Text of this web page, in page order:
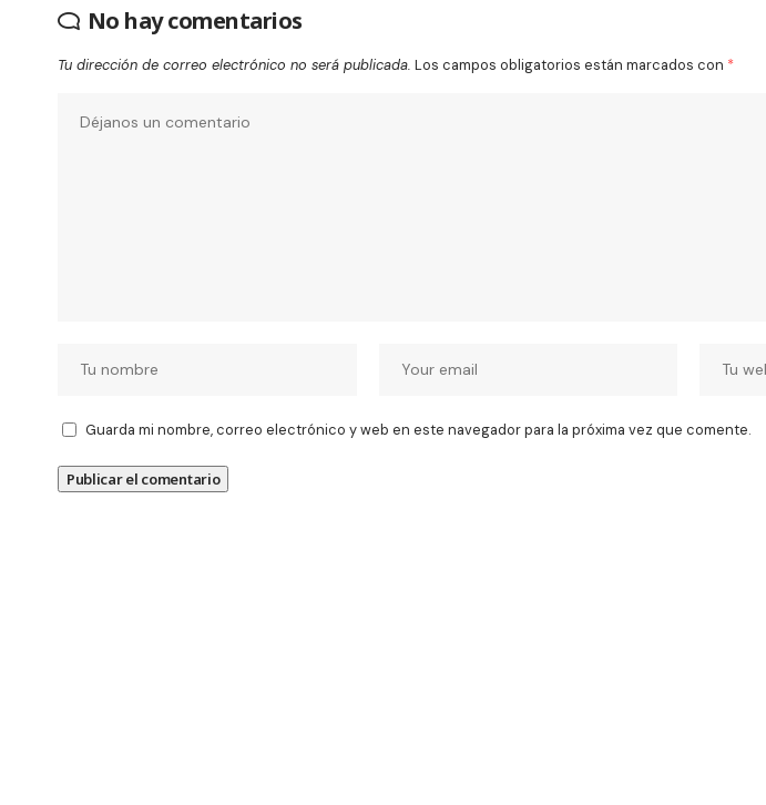
No hay comentarios
Tu dirección de correo electrónico no será publicada. Los campos obligatorios están marcados con *
Guarda mi nombre, correo electrónico y web en este navegador para la próxima vez que comente.